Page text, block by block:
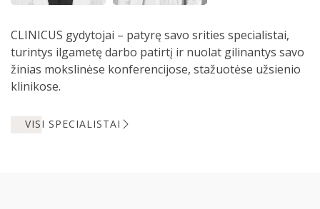
CLINICUS gydytojai – patyrę savo srities specialistai,
turintys ilgametę darbo patirtį ir nuolat gilinantys savo
žinias mokslinėse konferencijose, stažuotėse užsienio
klinikose.
VISI SPECIALISTAI